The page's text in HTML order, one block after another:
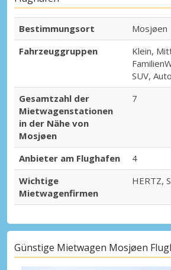
Bestimmungsort
Mosjøen
Fahrzeuggruppen
Klein,
SUV,
Gesamtzahl der
Mietwagenstationen
in der Nähe von
Mosjøen
7
Anbieter am Flughafen
4
Wichtige
Mietwagenfirmen
HERTZ,
Günstige Mietwagen Mosjøen